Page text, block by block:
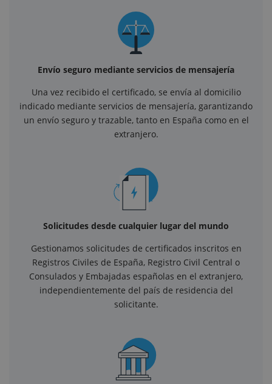
Envío seguro mediante servicios de mensajería
Una vez recibido el certificado, se envía al domicilio
indicado mediante servicios de mensajería, garantizando
un envío seguro y trazable, tanto en España como en el
extranjero.
Solicitudes desde cualquier lugar del mundo
Gestionamos solicitudes de certificados inscritos en
Registros Civiles de España, Registro Civil Central o
Consulados y Embajadas españolas en el extranjero,
independientemente del país de residencia del
solicitante.